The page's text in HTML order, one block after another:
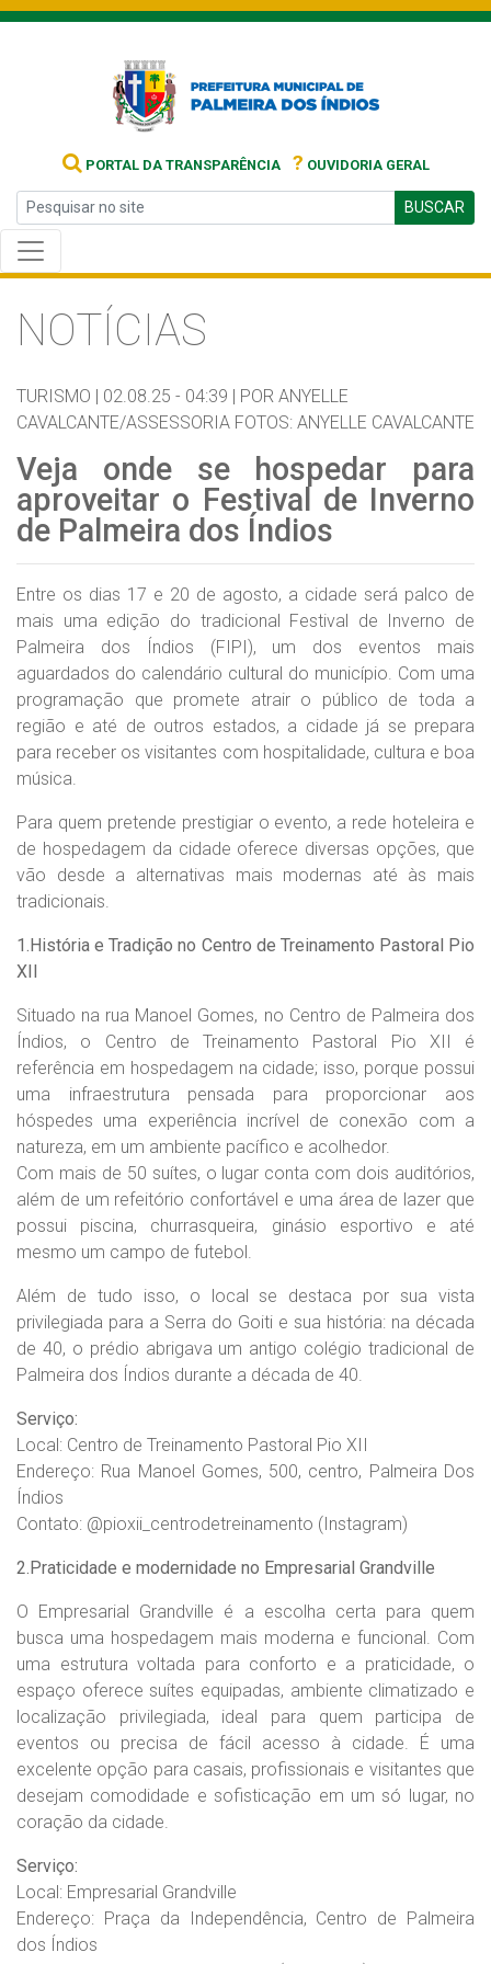
PORTAL DA TRANSPARÊNCIA ? OUVIDORIA GERAL
BUSCAR
NOTÍCIAS
TURISMO | 02.08.25 - 04:39 | POR ANYELLE
CAVALCANTE/ASSESSORIA FOTOS: ANYELLE CAVALCANTE
Veja onde se hospedar para
aproveitar o Festival de Inverno
de Palmeira dos Índios
Entre os dias 17 e 20 de agosto, a cidade será palco de
mais uma edição do tradicional Festival de Inverno de
Palmeira dos Índios (FIPI), um dos eventos mais
aguardados do calendário cultural do município. Com uma
programação que promete atrair o público de toda a
região e até de outros estados, a cidade já se prepara
para receber os visitantes com hospitalidade, cultura e boa
música.
Para quem pretende prestigiar o evento, a rede hoteleira e
de hospedagem da cidade oferece diversas opções, que
vão desde a alternativas mais modernas até às mais
tradicionais.
1.História e Tradição no Centro de Treinamento Pastoral Pio
XII
Situado na rua Manoel Gomes, no Centro de Palmeira dos
Índios, o Centro de Treinamento Pastoral Pio XII é
referência em hospedagem na cidade; isso, porque possui
uma infraestrutura pensada para proporcionar aos
hóspedes uma experiência incrível de conexão com a
natureza, em um ambiente pacífico e acolhedor.
Com mais de 50 suítes, o lugar conta com dois auditórios,
além de um refeitório confortável e uma área de lazer que
possui piscina, churrasqueira, ginásio esportivo e até
mesmo um campo de futebol.
Além de tudo isso, o local se destaca por sua vista
privilegiada para a Serra do Goiti e sua história: na década
de 40, o prédio abrigava um antigo colégio tradicional de
Palmeira dos Índios durante a década de 40.
Serviço:
Local: Centro de Treinamento Pastoral Pio XII
Endereço: Rua Manoel Gomes, 500, centro, Palmeira Dos
Índios
Contato: @pioxii_centrodetreinamento (Instagram)
2.Praticidade e modernidade no Empresarial Grandville
O Empresarial Grandville é a escolha certa para quem
busca uma hospedagem mais moderna e funcional. Com
uma estrutura voltada para conforto e a praticidade, o
espaço oferece suítes equipadas, ambiente climatizado e
localização privilegiada, ideal para quem participa de
eventos ou precisa de fácil acesso à cidade. É uma
excelente opção para casais, profissionais e visitantes que
desejam comodidade e sofisticação em um só lugar, no
coração da cidade.
Serviço:
Local: Empresarial Grandville
Endereço: Praça da Independência, Centro de Palmeira
dos Índios